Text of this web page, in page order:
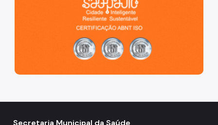
Secretaria Municipal da Saúde